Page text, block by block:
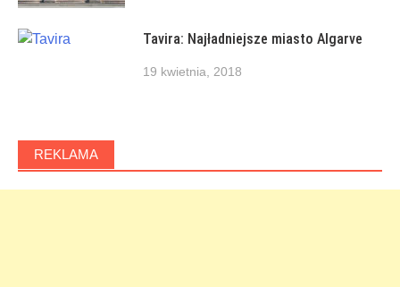
Tavira: Najładniejsze miasto Algarve
19 kwietnia, 2018
REKLAMA